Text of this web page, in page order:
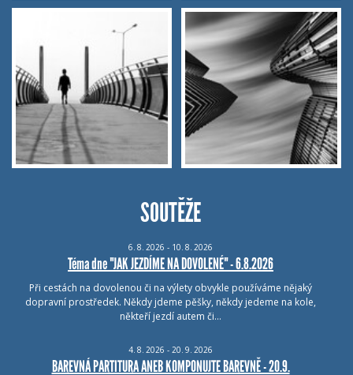
SOUTĚŽE
6. 8. 2026 - 10. 8. 2026
Téma dne "JAK JEZDÍME NA DOVOLENÉ" - 6.8.2026
Při cestách na dovolenou či na výlety obvykle používáme nějaký
dopravní prostředek. Někdy jdeme pěšky, někdy jedeme na kole,
někteří jezdí autem či…
4. 8. 2026 - 20. 9. 2026
BAREVNÁ PARTITURA ANEB KOMPONUJTE BAREVNĚ - 20.9.